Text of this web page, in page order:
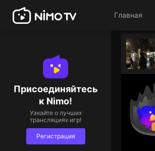
Главная
Присоединяйтесь
к Nimo!
Узнайте о лучших
трансляциях игр!
Регистрация